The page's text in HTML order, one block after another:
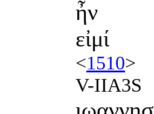
ἦν
εἰμί
<1510>
V-IIA3S